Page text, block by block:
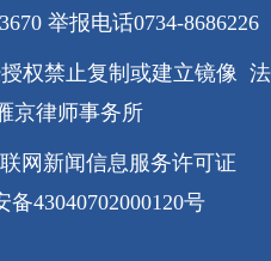
举报电话0734-8686226
权禁止复制或建立镜像 法
京律师事务所
网新闻信息服务许可证
备43040702000120号